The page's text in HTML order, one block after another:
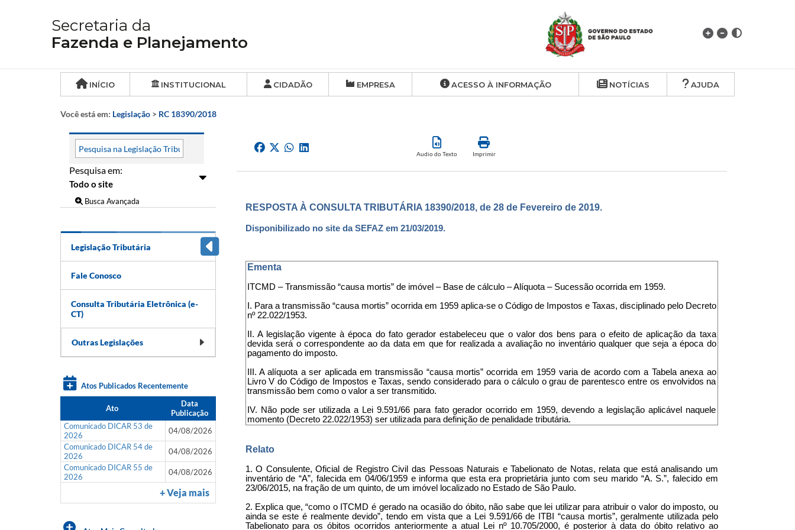
Secretaria da
Fazenda e Planejamento
INÍCIO INSTITUCIONAL CIDADÃO EMPRESA ACESSO À INFORMAÇÃO NOTÍCIAS AJUDA
Você está em: Legislação > RC 18390/2018
Pesquisa em:
Busca Avançada
Legislação Tributária
Fale Conosco
Consulta Tributária Eletrônica (e-
CT)
Outras Legislações
Atos Publicados Recentemente
Ato
Data
Publicação
Comunicado DICAR 53 de
2026
04/08/2026
Comunicado DICAR 54 de
2026
04/08/2026
Comunicado DICAR 55 de
2026
04/08/2026
+ Veja mais
Audio do Texto Imprimir
RESPOSTA À CONSULTA TRIBUTÁRIA 18390/2018, de 28 de Fevereiro de 2019.
Disponibilizado no site da SEFAZ em 21/03/2019.
Ementa
ITCMD – Transmissão “causa mortis” de imóvel – Base de cálculo – Alíquota – Sucessão ocorrida em 1959.
I. Para a transmissão “causa mortis” ocorrida em 1959 aplica-se o Código de Impostos e Taxas, disciplinado pelo Decreto
nº 22.022/1953.
II. A legislação vigente à época do fato gerador estabeleceu que o valor dos bens para o efeito de aplicação da taxa
devida será o correspondente ao da data em que for realizada a avaliação no inventário qualquer que seja a época do
pagamento do imposto.
III. A alíquota a ser aplicada em transmissão “causa mortis” ocorrida em 1959 varia de acordo com a Tabela anexa ao
Livro V do Código de Impostos e Taxas, sendo considerado para o cálculo o grau de parentesco entre os envolvidos na
transmissão bem como o valor a ser transmitido.
IV. Não pode ser utilizada a Lei 9.591/66 para fato gerador ocorrido em 1959, devendo a legislação aplicável naquele
momento (Decreto 22.022/1953) ser utilizada para definição de penalidade tributária.
Relato
1. O Consulente, Oficial de Registro Civil das Pessoas Naturais e Tabelionato de Notas, relata que está analisando um
inventário de “A”, falecida em 04/06/1959 e informa que esta era proprietária junto com seu marido “A. S.”, falecido em
23/06/2015, na fração de um quinto, de um imóvel localizado no Estado de São Paulo.
2. Explica que, “como o ITCMD é gerado na ocasião do óbito, não sabe que lei utilizar para atribuir o valor do imposto, ou
ainda se este é realmente devido”, tendo em vista que a Lei 9.591/66 de ITBI “causa mortis”, geralmente utilizada pelo
Tabelionato para os óbitos ocorridos anteriormente a atual Lei nº 10.705/2000, é posterior à data do óbito relativo ao